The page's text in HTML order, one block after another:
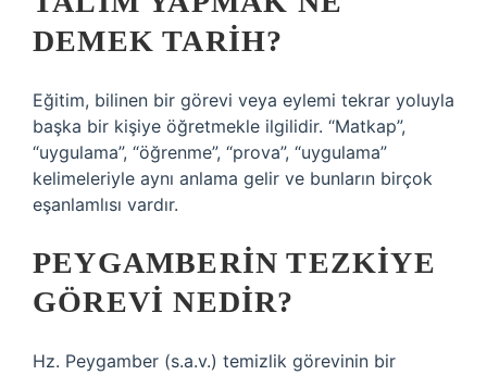
DEMEK TARIH?
Eğitim, bilinen bir görevi veya eylemi tekrar yoluyla
başka bir kişiye öğretmekle ilgilidir. “Matkap”,
“uygulama”, “öğrenme”, “prova”, “uygulama”
kelimeleriyle aynı anlama gelir ve bunların birçok
eşanlamlısı vardır.
PEYGAMBERIN TEZKIYE
GÖREVI NEDIR?
Hz. Peygamber (s.a.v.) temizlik görevinin bir